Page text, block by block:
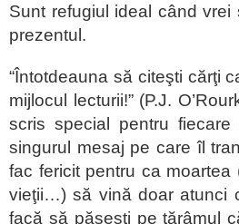
Sunt refugiul ideal când
prezentul.
“Întotdeauna să citeşti cărţi
mijlocul lecturii!” (P.J.
scris special pentru
singurul mesaj pe care îl
fac fericit pentru ca
vieţii…) să vină doar atunci
facă să păşeşti pe tărâmul